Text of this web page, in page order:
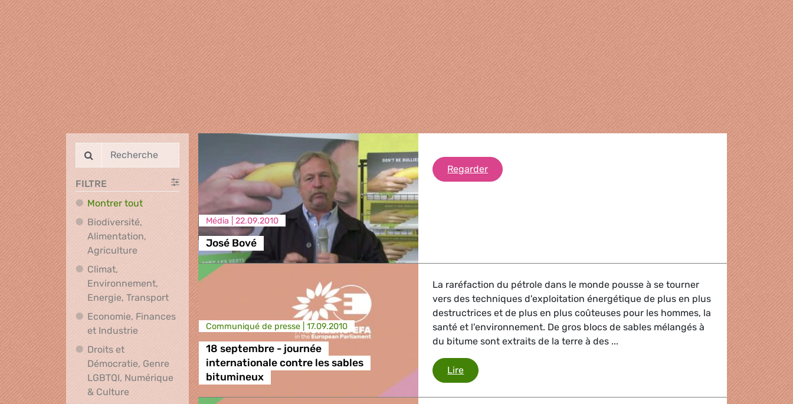
FILTRE
Montrer tout
Biodiversité,
Alimentation,
Agriculture Biodiversité, Alimentation, Agriculture
Climat,
Environnement,
Energie, TransportClimat, Environnement, Energie, Transport
Economie, Finances
et IndustrieEconomie, Finances et Industrie
Droits et
Démocratie, Genre
LGBTQI, Numérique
& Culture Droits et Démocratie, Genre LGBTQI, Numérique & Culture
Média | 22.09.2010
José Bové
RegarderJosé Bové
Communiqué de presse | 17.09.2010
18 septembre - journée
internationale contre les sables
bitumineux
La raréfaction du pétrole dans le monde pousse à se tourner
vers des techniques d'exploitation énergétique de plus en plus
destructrices et de plus en plus coûteuses pour les hommes, la
santé et l'environnement. De gros blocs de sables mélangés à
du bitume sont extraits de la terre à des ...
Lire18 septembre - journée internationale contre les sables bitumineux